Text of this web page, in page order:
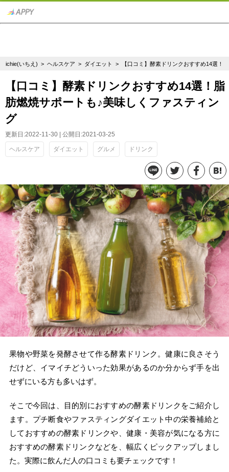
ichie(いちえ) >ヘルスケア > ダイエット > 【口コミ】酵素ドリンクおすすめ14選！
【口コミ】酵素ドリンクおすすめ14選！脂
肪燃焼サポートも♪美味しくファスティン
グ
更新日:2022-11-30 | 公開日:2021-03-25
ヘルスケア ダイエット グルメ ドリンク
果物や野菜を発酵させて作る酵素ドリンク。健康に良さそう
だけど、イマイチどういった効果があるのか分からず手を出
せずにいる方も多いはず。
そこで今回は、目的別におすすめの酵素ドリンクをご紹介し
ます。プチ断食やファスティングダイエット中の栄養補給と
しておすすめの酵素ドリンクや、健康・美容が気になる方に
おすすめの酵素ドリンクなどを、幅広くピックアップしまし
た。実際に飲んだ人の口コミも要チェックです！